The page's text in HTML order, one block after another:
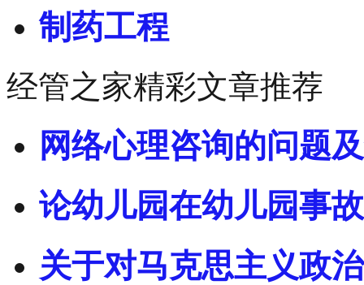
制药工程
经管之家精彩文章推荐
网络心理咨询的问题
论幼儿园在幼儿园事
关于对马克思主义政